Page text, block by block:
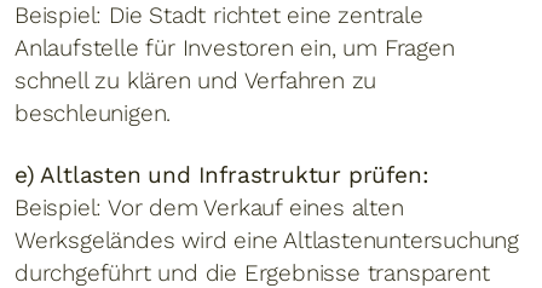
Beispiel: Die Stadt richtet eine zentrale
Anlaufstelle für Investoren ein, um Fragen
schnell zu klären und Verfahren zu
beschleunigen.
e) Altlasten und Infrastruktur prüfen:
Beispiel: Vor dem Verkauf eines alten
Werksgeländes wird eine Altlastenuntersuchung
durchgeführt und die Ergebnisse transparent